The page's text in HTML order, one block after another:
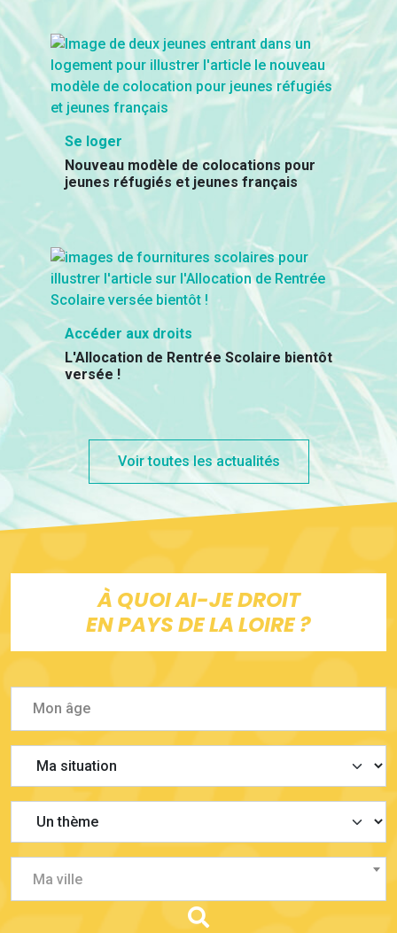
Se loger
Nouveau modèle de colocations pour
jeunes réfugiés et jeunes français
Accéder aux droits
L'Allocation de Rentrée Scolaire bientôt
versée !
Voir toutes les actualités
À QUOI AI-JE DROIT
EN PAYS DE LA LOIRE ?
Ma ville